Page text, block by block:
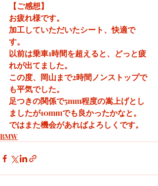
【ご感想】
お疲れ様です。
加工していただいたシート、快適で
す。
以前は乗車1時間を超えると、どっと疲
れが出てました。
この度、岡山まで2時間ノンストップで
も平気でした。
足つきの関係で5mm程度の嵩上げとし
ましたが10mmでも良かったかなと。
ではまた機会があればよろしくです。
BMW